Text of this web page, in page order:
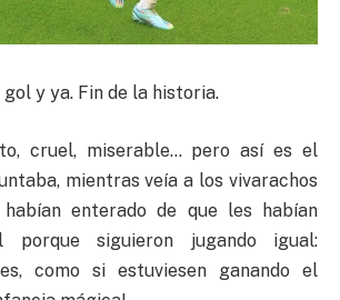
y ya. Fin de la historia.
cruel, miserable… pero así es el
mientras veía a los vivarachos
enterado de que les habían
siguieron jugando igual:
como si estuviesen ganando el